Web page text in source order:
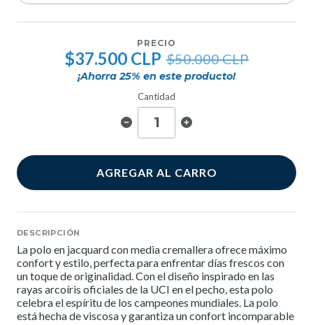
PRECIO
$37.500 CLP $50.000 CLP
¡Ahorra25% en este producto!
Cantidad
AGREGAR AL CARRO
DESCRIPCIÓN
La polo en jacquard con media cremallera ofrece máximo
confort y estilo, perfecta para enfrentar días frescos con
un toque de originalidad. Con el diseño inspirado en las
rayas arcoíris oficiales de la UCI en el pecho, esta polo
celebra el espíritu de los campeones mundiales. La polo
está hecha de viscosa y garantiza un confort incomparable